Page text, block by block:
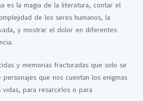
es la magia de la literatura, contar el
de los seres humanos, la
y mostrar el dolor en diferentes
y memorias fracturadas que solo se
que nos cuentan los enigmas
para resarcirlos o para